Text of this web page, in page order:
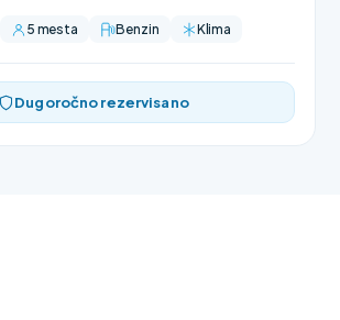
5 mesta Benzin Klima
Dugoročno rezervisano